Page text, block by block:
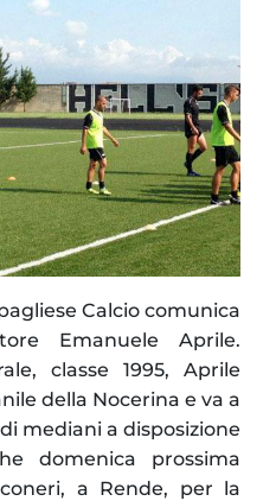
Calcio comunica
Emanuele Aprile.
classe 1995, Aprile
della Nocerina e va a
mediani a disposizione
domenica prossima
a Rende, per la